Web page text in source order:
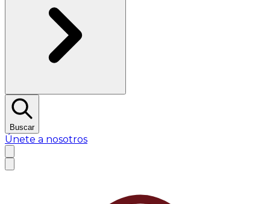
Buscar
Únete a nosotros